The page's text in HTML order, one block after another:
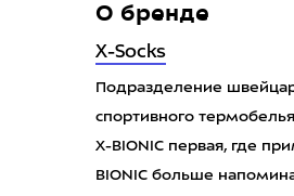
О бренде
X-Socks
Подразделение
спортивного
X-BIONIC первая, где
BIONIC больше